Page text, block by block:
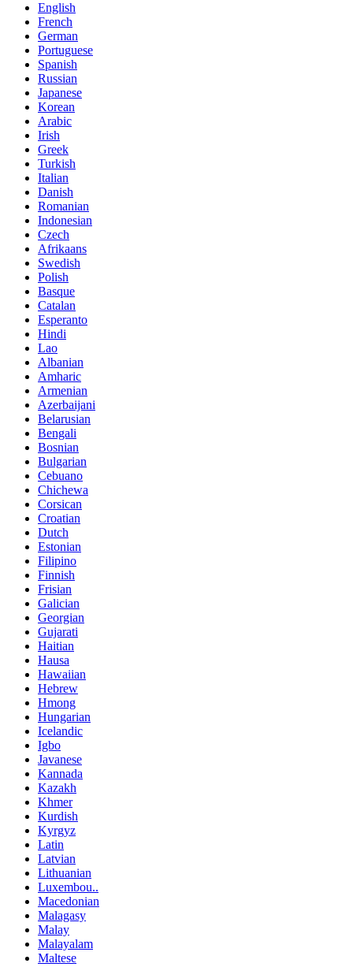
English
French
German
Portuguese
Spanish
Russian
Japanese
Korean
Arabic
Irish
Greek
Turkish
Italian
Danish
Romanian
Indonesian
Czech
Afrikaans
Swedish
Polish
Basque
Catalan
Esperanto
Hindi
Lao
Albanian
Amharic
Armenian
Azerbaijani
Belarusian
Bengali
Bosnian
Bulgarian
Cebuano
Chichewa
Corsican
Croatian
Dutch
Estonian
Filipino
Finnish
Frisian
Galician
Georgian
Gujarati
Haitian
Hausa
Hawaiian
Hebrew
Hmong
Hungarian
Icelandic
Igbo
Javanese
Kannada
Kazakh
Khmer
Kurdish
Kyrgyz
Latin
Latvian
Lithuanian
Luxembou..
Macedonian
Malagasy
Malay
Malayalam
Maltese